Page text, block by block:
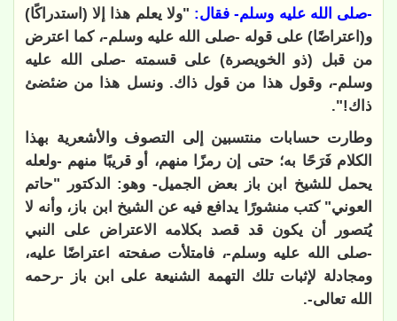
-صلى الله عليه وسلم- فقال:
"ولا يعلم هذا إلا (استدراكًا)
و(اعتراضًا) على قوله -صلى الله عليه وسلم-، كما اعترض
من قبل (ذو الخويصرة) على قسمته -صلى الله عليه
وسلم-، وقول هذا من قول ذاك. ونسل هذا من ضئضئ
ذاك!".
وطارت حسابات منتسبين إلى التصوف والأشعرية بهذا
الكلام فَرَحًا به؛ حتى إن رمزًا منهم، أو قريبًا منهم -ولعله
يحمل للشيخ ابن باز بعض الجميل- وهو: الدكتور "حاتم
العوني" كتب منشورًا يدافع فيه عن الشيخ ابن باز، وأنه لا
يُتصور أن يكون قد قصد بكلامه الاعتراض على النبي
-صلى الله عليه وسلم-، فامتلأت صفحته اعتراضًا عليه،
ومجادلة لإثبات تلك التهمة الشنيعة على ابن باز -رحمه
الله تعالى-.